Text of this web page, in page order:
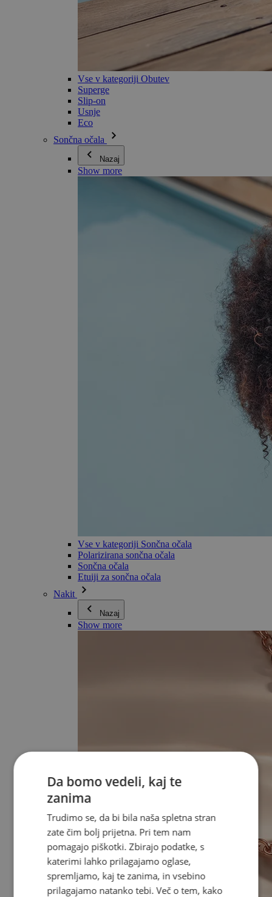
Vse v kategoriji Obutev
Superge
Slip-on
Usnje
Eco
Sončna očala
Nazaj
Show more
Vse v kategoriji Sončna očala
Polarizirana sončna očala
Sončna očala
Etuiji za sončna očala
Nakit
Nazaj
Show more
Da bomo vedeli, kaj te
zanima
Trudimo se, da bi bila naša spletna stran
zate čim bolj prijetna. Pri tem nam
pomagajo piškotki. Zbirajo podatke, s
katerimi lahko prilagajamo oglase,
spremljamo, kaj te zanima, in vsebino
prilagajamo natanko tebi. Več o tem, kako